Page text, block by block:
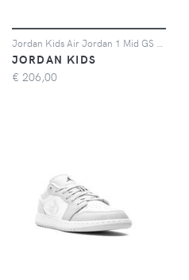
JORDAN KIDS
€ 206,00